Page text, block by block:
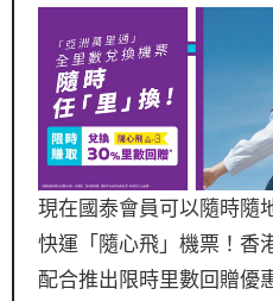
現在國泰會員可以隨時隨
快運「隨心飛」機票！香
配合推出限時里數回贈優